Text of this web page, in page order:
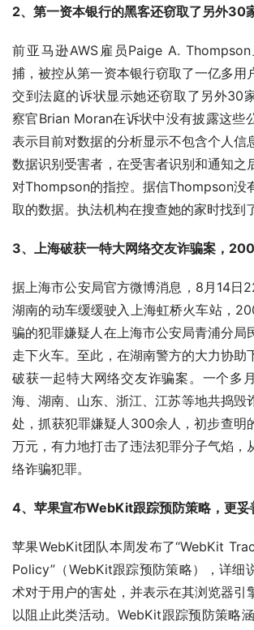
2、第一资本银行的黑客还窃取了另外30
前亚马逊AWS雇员Paige A.
捕，被控从第一资本银行窃取了一亿多用
交到法庭的诉状显示她还窃取了另外30
察官Brian Moran在诉状中没有披露这些
表示目前对数据的分析显示不包含个人信
数据识别受害者，在受害者识别和通知之
对Thompson的指控。据信Thompson没
取的数据。执法机构在搜查她的家时找到
3、上海破获一特大网络交友诈骗案，
据上海市公安局官方微博消息，8月14日
湖南的动车缓缓驶入上海虹桥火车站，
骗的犯罪嫌疑人在上海市公安局青浦分局
走下火车。至此，在湖南警方的大力协助
破获一起特大网络交友诈骗案。一个多
海、湖南、山东、浙江、江苏等地共捣毁
处，抓获犯罪嫌疑人300余人，初步查明
万元，有力地打击了违法犯罪分子气焰，
络诈骗犯罪。
4、苹果宣布WebKit跟踪预防策略，更妥
苹果WebKit团队本周发布了“WebKit
Policy”（WebKit跟踪预防策略），详细
术对于用户的害处，并表示在其浏览器引
以阻止此类活动。WebKit跟踪预防策略